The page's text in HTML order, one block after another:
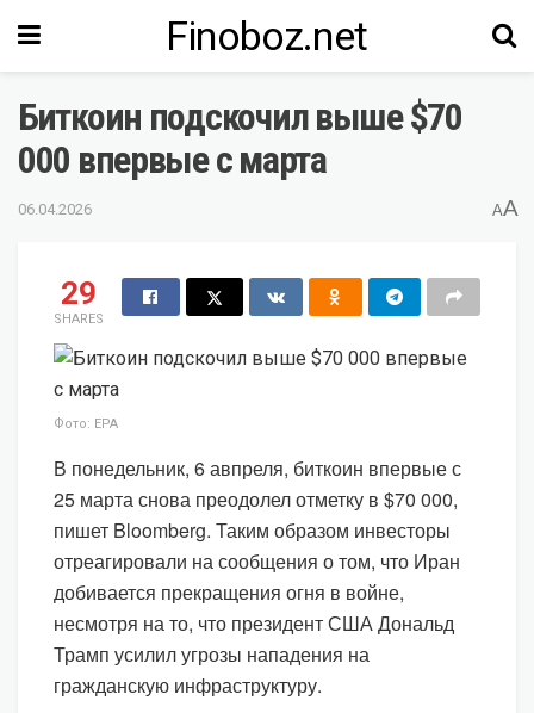
Finoboz.net
Биткоин подскочил выше $70
000 впервые с марта
06.04.2026 AA
29
SHARES
Фото: EPA
В понедельник, 6 авпреля, биткоин впервые с
25 марта снова преодолел отметку в $70 000,
пишет Bloomberg. Таким образом инвесторы
отреагировали на сообщения о том, что Иран
добивается прекращения огня в войне,
несмотря на то, что президент США Дональд
Трамп усилил угрозы нападения на
гражданскую инфраструктуру.